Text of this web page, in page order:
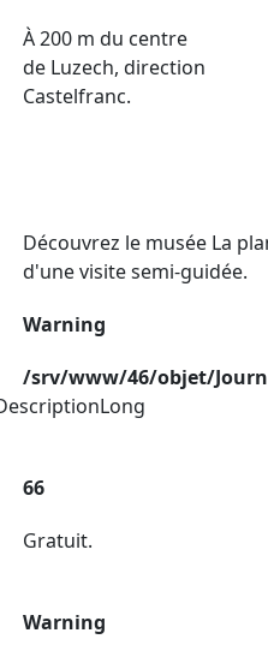
À 200 m du centre
de Luzech, direction
Castelfranc.
Découvrez le musée La
d'une visite semi-guidée.
Warning
/srv/www/46/objet/
66
Gratuit.
Warning